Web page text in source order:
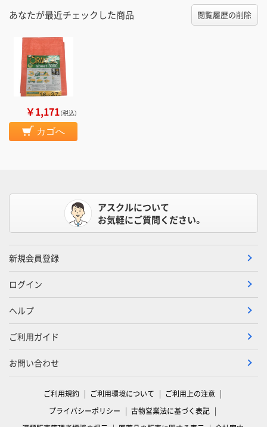
あなたが最近チェックした商品 閲覧履歴の削除
￥1,171（税込）
カゴへ
アスクルについて
お気軽にご質問ください。
新規会員登録
ログイン
ヘルプ
ご利用ガイド
お問い合わせ
ご利用規約 ご利用環境について
ご利用上の注意
プライバシーポリシー
古物営業法に基づく表記